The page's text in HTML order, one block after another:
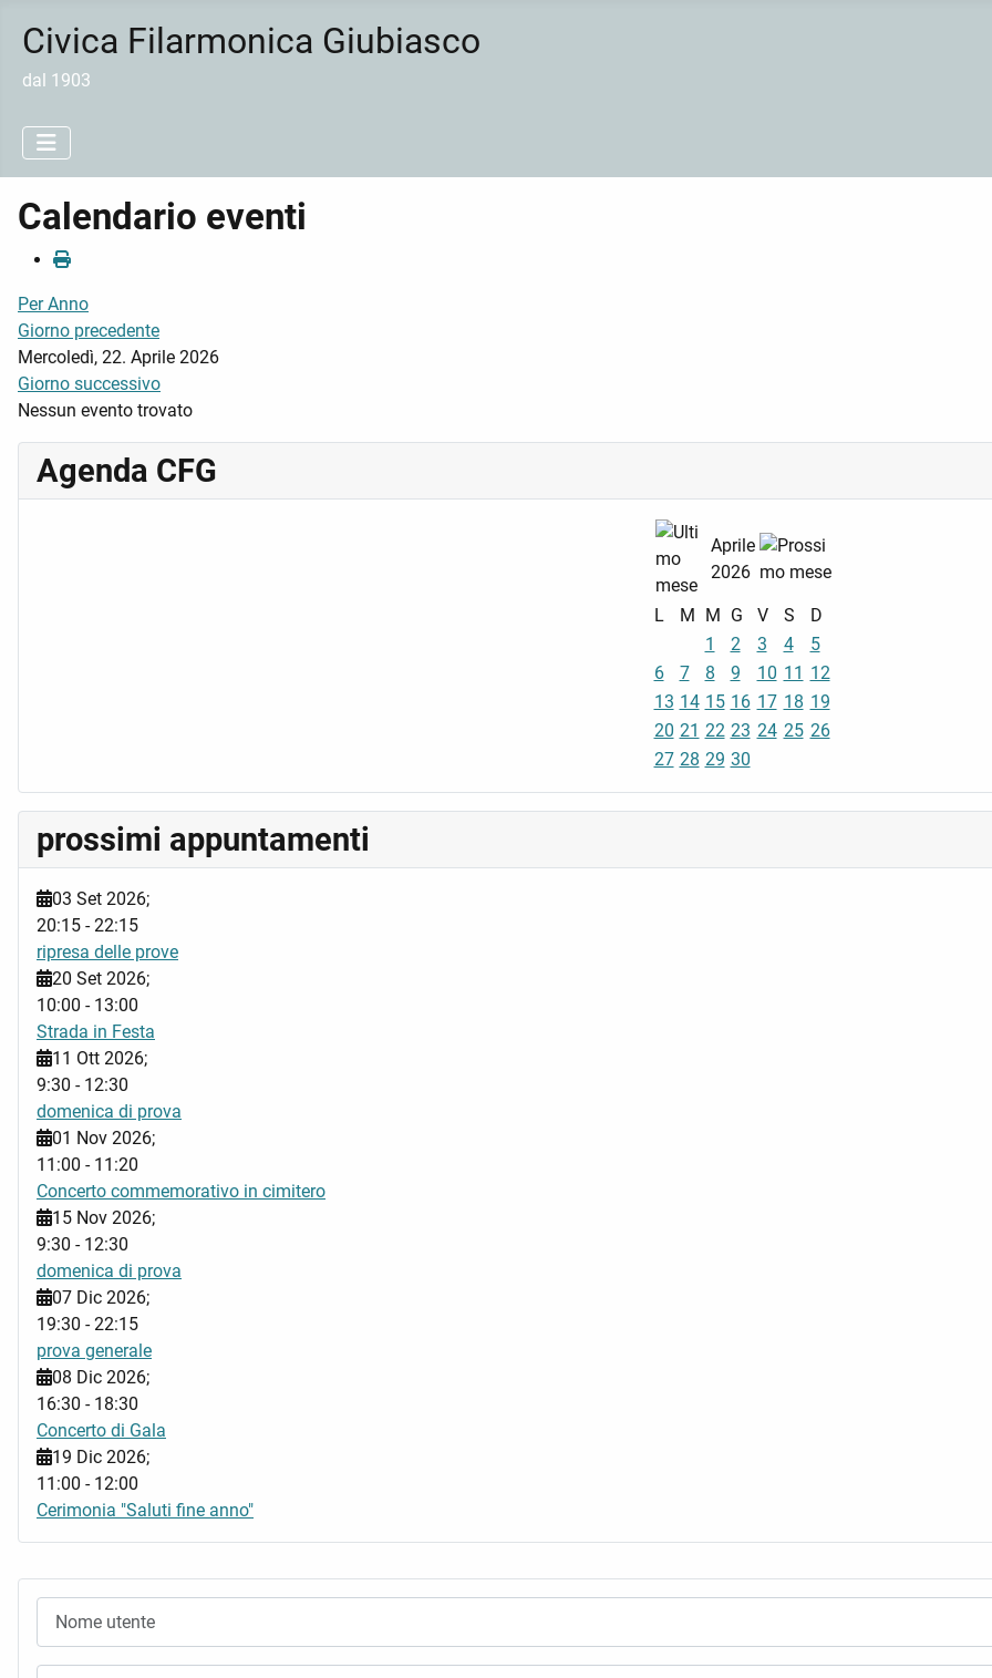
Civica Filarmonica Giubiasco
dal 1903
Calendario eventi
Per Anno
Giorno precedente
Mercoledì, 22. Aprile 2026
Giorno successivo
Nessun evento trovato
Agenda CFG
Aprile
2026
L M M G V S
D
1
2 3 4
5
6
7 8 9 10 11 12
13 14 15 16 17 18 19
20 21 22 23 24 25 26
27 28 29 30
prossimi appuntamenti
03 Set 2026;
20:15 -22:15
ripresa delle prove
20 Set 2026;
10:00 - 13:00
Strada in Festa
11 Ott 2026;
9:30 - 12:30
domenica di prova
01 Nov 2026;
11:00 - 11:20
Concerto commemorativo in cimitero
15 Nov 2026;
9:30 - 12:30
domenica di prova
07 Dic 2026;
19:30 -22:15
prova generale
08 Dic 2026;
16:30 - 18:30
Concerto di Gala
19 Dic 2026;
11:00 - 12:00
Cerimonia "Saluti fine anno"